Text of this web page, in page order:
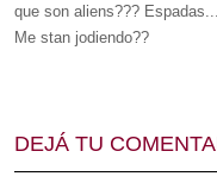
que son aliens???
Me stan jodiendo??
DEJÁ TU